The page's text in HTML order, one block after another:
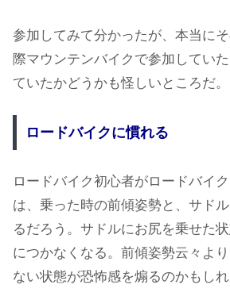
参加してみて分かったが、本当に
際マウンテンバイクで参加してい
ていたかどうかも怪しいところだ。
ロードバイクに慣れる
ロードバイク初心者がロードバイ
は、乗った時の前傾姿勢と、サド
るだろう。サドルにお尻を乗せた
につかなくなる。前傾姿勢云々よ
ない状態が恐怖感を煽るのかもしれ